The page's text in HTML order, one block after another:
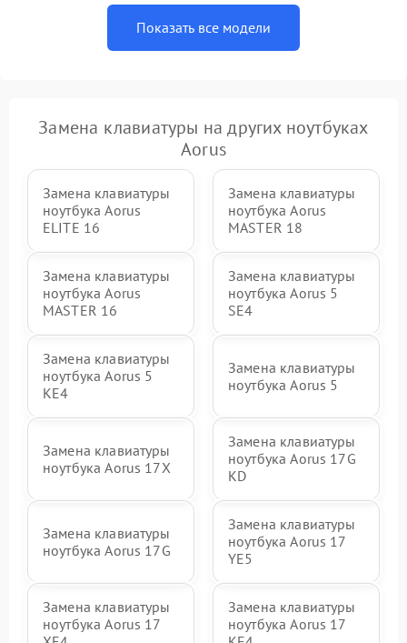
Показать все модели
Замена клавиатуры на других ноутбуках
Aorus
Замена клавиатуры
ноутбука Aorus
ELITE 16
Замена клавиатуры
ноутбука Aorus
MASTER 18
Замена клавиатуры
ноутбука Aorus
MASTER 16
Замена клавиатуры
ноутбука Aorus 5
SE4
Замена клавиатуры
ноутбука Aorus 5
KE4
Замена клавиатуры
ноутбука Aorus 5
Замена клавиатуры
ноутбука Aorus 17X
Замена клавиатуры
ноутбука Aorus 17G
KD
Замена клавиатуры
ноутбука Aorus 17G
Замена клавиатуры
ноутбука Aorus 17
YE5
Замена клавиатуры
ноутбука Aorus 17
Замена клавиатуры
ноутбука Aorus 17